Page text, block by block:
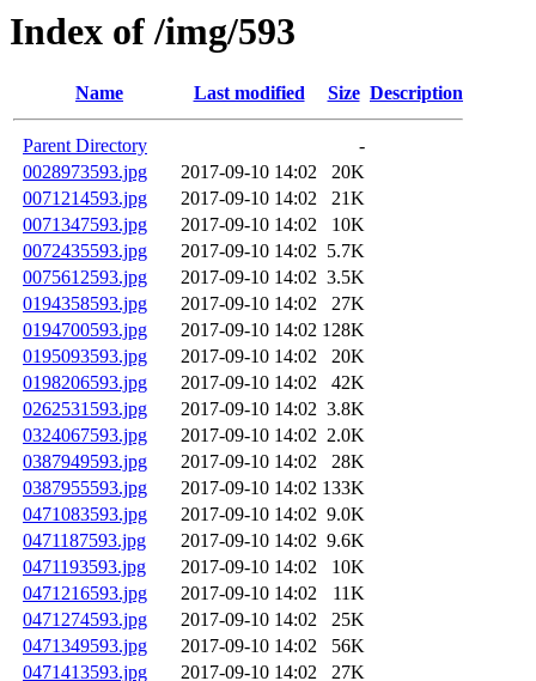
Index of /img/593
Name Last modified Size Description
Parent Directory
-
0028973593.jpg
2017-09-10 14:02
20K
0071214593.jpg
2017-09-10 14:02
21K
0071347593.jpg
2017-09-10 14:02
10K
0072435593.jpg
2017-09-10 14:02 5.7K
0075612593.jpg
2017-09-10 14:02 3.5K
0194358593.jpg
2017-09-10 14:02
27K
0194700593.jpg
2017-09-10 14:02 128K
0195093593.jpg
2017-09-10 14:02
20K
0198206593.jpg
2017-09-10 14:02
42K
0262531593.jpg
2017-09-10 14:02 3.8K
0324067593.jpg
2017-09-10 14:02 2.0K
0387949593.jpg
2017-09-10 14:02
28K
0387955593.jpg
2017-09-10 14:02 133K
0471083593.jpg
2017-09-10 14:02 9.0K
0471187593.jpg
2017-09-10 14:02 9.6K
0471193593.jpg
2017-09-10 14:02
10K
0471216593.jpg
2017-09-10 14:02
11K
0471274593.jpg
2017-09-10 14:02
25K
0471349593.jpg
2017-09-10 14:02
56K
0471413593.jpg
2017-09-10 14:02
27K